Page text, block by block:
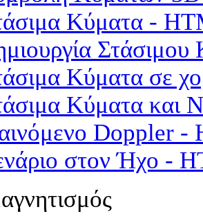
Κύματα -
Κύματα σε
Κύματα και
Doppler -
στον Ήχο -